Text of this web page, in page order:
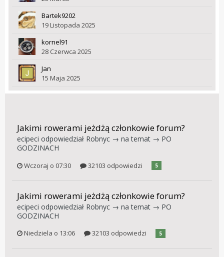
Bartek9202
19 Listopada 2025
kornel91
28 Czerwca 2025
Jan
15 Maja 2025
Jakimi rowerami jeżdżą członkowie forum?
ecipeci odpowiedział Robnyc → na temat → PO
GODZINACH
Wczoraj o 07:30 32103 odpowiedzi 5
Jakimi rowerami jeżdżą członkowie forum?
ecipeci odpowiedział Robnyc → na temat → PO
GODZINACH
Niedziela o 13:06 32103 odpowiedzi 5